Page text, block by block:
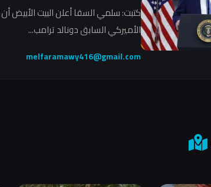
كتبت: سلمي السقا أعلن البيت الأبيض
الأميركي السابق دونالد ترامب...
melfaramawy416@gmail.com